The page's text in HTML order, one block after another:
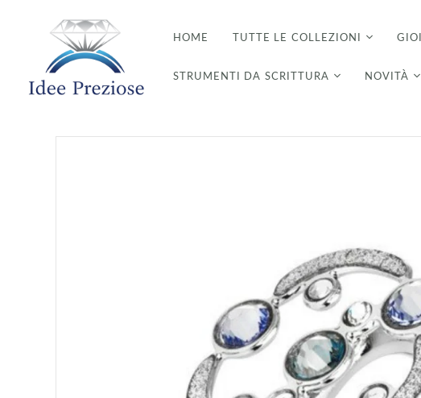
HOME TUTTE LE COLLEZIONI
STRUMENTI DA SCRITTURA NOVITÀ